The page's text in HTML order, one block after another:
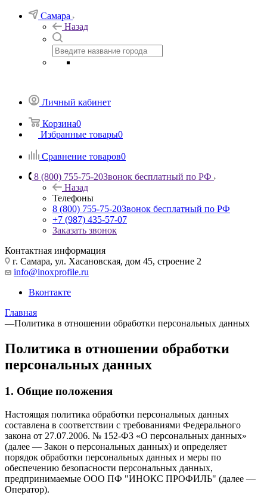
Самара
Назад
Личный кабинет
Корзина0
Избранные товары0
Сравнение товаров0
8 (800) 755-75-20Звонок бесплатный по РФ
Назад
Телефоны
8 (800) 755-75-20Звонок бесплатный по РФ
+7 (987) 435-57-07
Заказать звонок
Контактная информация
г. Самара, ул. Хасановская, дом 45, строение 2
info@inoxprofile.ru
Вконтакте
Главная
—Политика в отношении обработки персональных данных
Политика в отношении обработки
персональных данных
1. Общие положения
Настоящая политика обработки персональных данных
составлена в соответствии с требованиями Федерального
закона от 27.07.2006. № 152-ФЗ «О персональных данных»
(далее — Закон о персональных данных) и определяет
порядок обработки персональных данных и меры по
обеспечению безопасности персональных данных,
предпринимаемые ООО ПФ "ИНОКС ПРОФИЛЬ" (далее —
Оператор).